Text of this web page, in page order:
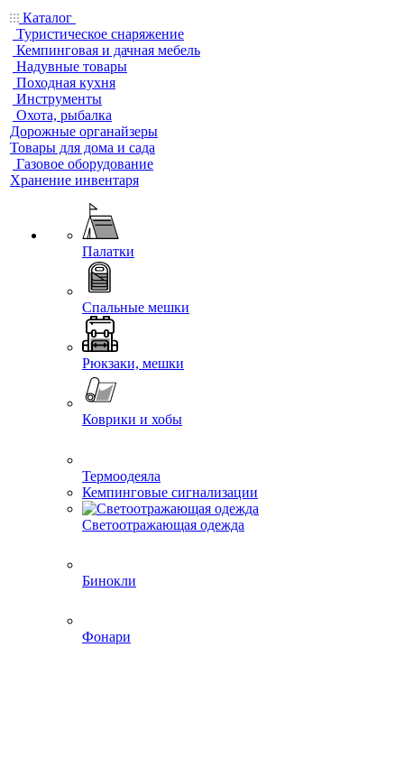
Каталог
Туристическое снаряжение
Кемпинговая и дачная мебель
Надувные товары
Походная кухня
Инструменты
Охота, рыбалка
Дорожные органайзеры
Товары для дома и сада
Газовое оборудование
Хранение инвентаря
Палатки
Спальные мешки
Рюкзаки, мешки
Коврики и хобы
Термоодеяла
Кемпинговые сигнализации
Светоотражающая одежда
Бинокли
Фонари